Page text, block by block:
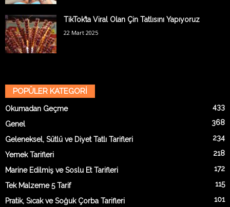
TikTok’ta Viral Olan Çin Tatlısını Yapıyoruz
22 Mart 2025
POPÜLER KATEGORİ
Okumadan Geçme 433
Genel 368
Geleneksel, Sütlü ve Diyet Tatlı Tarifleri 234
Yemek Tarifleri 218
Marine Edilmiş ve Soslu Et Tarifleri 172
Tek Malzeme 5 Tarif 115
Pratik, Sıcak ve Soğuk Çorba Tarifleri 101